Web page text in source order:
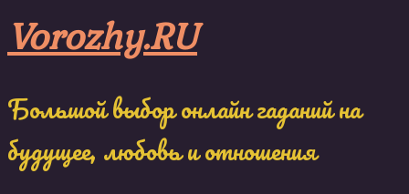
to
content
Vorozhy.RU
Большой выбор онлайн гаданий на
будущее, любовь и отношения